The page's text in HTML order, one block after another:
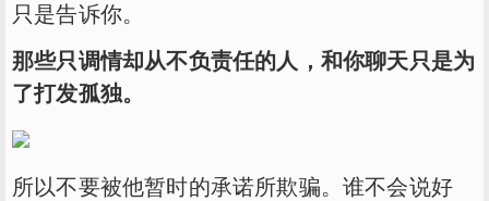
只是告诉你。
那些只调情却从不负责任的人，和你聊天只是为
了打发孤独。
所以不要被他暂时的承诺所欺骗。谁不会说好